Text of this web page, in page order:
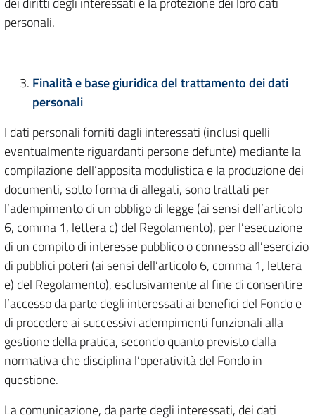
personali.
Finalità e base giuridica del trattamento dei dati
personali
I dati personali forniti dagli interessati (inclusi quelli
eventualmente riguardanti persone defunte) mediante la
compilazione dell’apposita modulistica e la produzione dei
documenti, sotto forma di allegati, sono trattati per
l’adempimento di un obbligo di legge (ai sensi dell’articolo
6, comma 1, lettera c) del Regolamento), per l’esecuzione
di un compito di interesse pubblico o connesso all’esercizio
di pubblici poteri (ai sensi dell’articolo 6, comma 1, lettera
e) del Regolamento), esclusivamente al fine di consentire
l’accesso da parte degli interessati ai benefici del Fondo e
di procedere ai successivi adempimenti funzionali alla
gestione della pratica, secondo quanto previsto dalla
normativa che disciplina l’operatività del Fondo in
questione.
La comunicazione, da parte degli interessati, dei dati